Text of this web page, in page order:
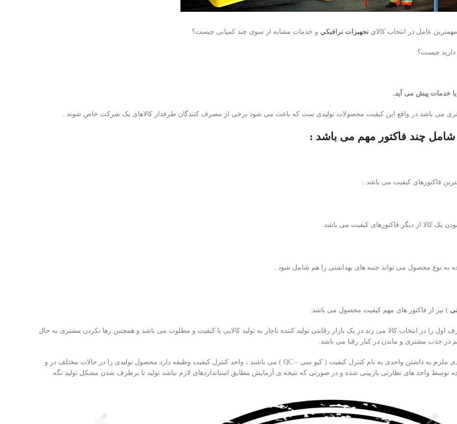
مهمترین عامل در انتخاب کالاي تجهيزات ترافيكي و خدمات مشابه از سوی چند کمپانی چیست؟
دارید چیست؟
یا خدمات پیش می آید.
می باشد در واقع این کیفیت محصولات تولیدی ست که باعث می شود برخی از مصرف کنندگان طرفدار کالاهای یک شرکت خاص شوند .
چند فاکتور مهم می باشد :
فاکتورهای کیفیت می باشد .
یک کالا از دیگر فاکتورهای کیفیت می باشد.
به نوع محصول می تواند جنبه های بهداشتی را هم شامل شود .
) نیز از فاکتور های مهم کیفیت محصول می باشد.
را در انتخاب کالا می زند در یک بازار رقابتی تولید کننده ناچار به تولید کالایی با کیفیت و مطلوب می باشد و همچنین رها نکردن مشتری به حال
جذب مشتری و ماندن در کنار رقبا می باشد.
در کشورهای پیشرفته و اروپایی کارخانجات و واحدهای تولیدی ملزم به داشتن واحدی به نام کنترل کیفیت ( کیو سی – QC ) می باشند ، واحد کنترل کیفیت وظیفه دارد محصول تولیدی را در حالات مختلف در و
توسط واحد های نظارتی بازبینی شده و در صورتی که نتیجه ی آزمایش مطابق استانداردهای لازم نباشد تولید تا برطرف شدن مشکل تولید نگه